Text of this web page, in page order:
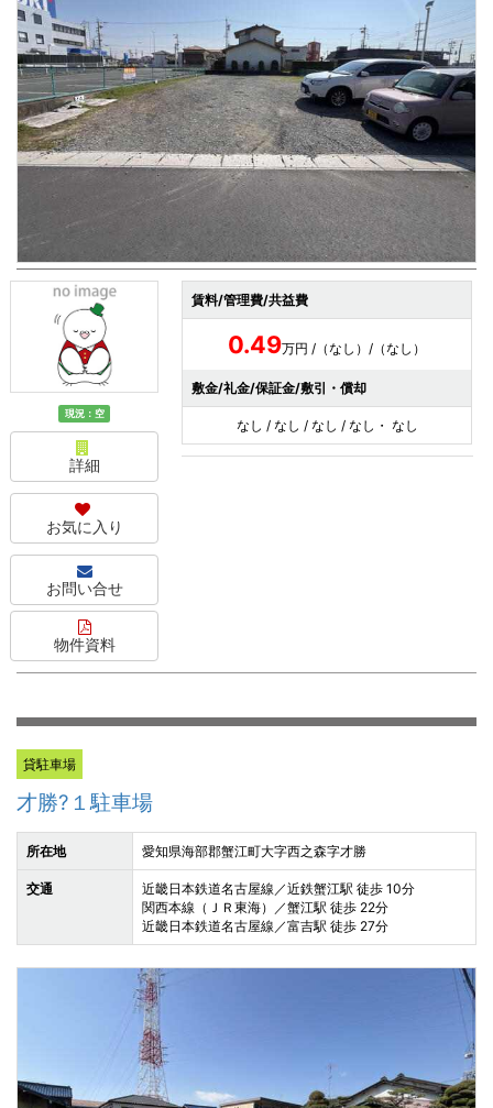
現況：空
詳細
お気に入り
お問い合せ
物件資料
賃料/管理費/共益費
0.49万円 /（なし）/（なし）
敷金/礼金/保証金/敷引・償却
なし / なし / なし / なし・ なし
貸駐車場
才勝?１駐車場
所在地 愛知県海部郡蟹江町大字西之森字才勝
交通
近畿日本鉄道名古屋線／近鉄蟹江駅 徒歩 10分
関西本線（ＪＲ東海）／蟹江駅 徒歩 22分
近畿日本鉄道名古屋線／富吉駅 徒歩 27分